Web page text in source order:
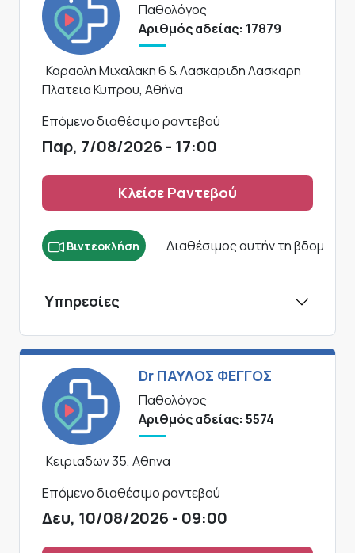
Παθολόγος
Αριθμός αδείας: 17879
Καραολη Μιχαλακη 6 & Λασκαριδη Λασκαρη
Πλατεια Κυπρου, Αθήνα
Επόμενο διαθέσιμο ραντεβού
Παρ, 7/08/2026 - 17:00
Κλείσε Ραντεβού
Βιντεοκλήση Διαθέσιμος αυτήν τη βδομάδα
Υπηρεσίες
Dr ΠΑΥΛΟΣ ΦΕΓΓΟΣ
Παθολόγος
Αριθμός αδείας: 5574
Κειριαδων 35, Αθηνα
Επόμενο διαθέσιμο ραντεβού
Δευ, 10/08/2026 - 09:00